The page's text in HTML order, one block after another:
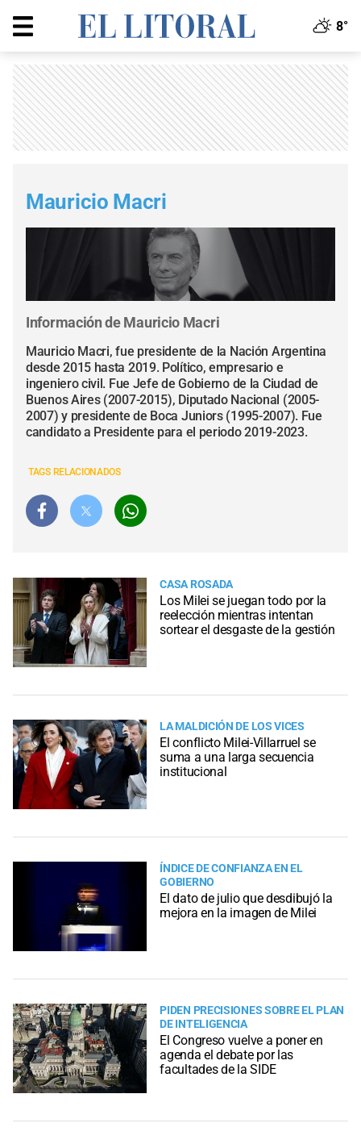
8°
Mauricio Macri
Información de Mauricio Macri
Mauricio Macri, fue presidente de la Nación Argentina
desde 2015 hasta 2019. Político, empresario e
ingeniero civil. Fue Jefe de Gobierno de la Ciudad de
Buenos Aires (2007-2015), Diputado Nacional (2005-
2007) y presidente de Boca Juniors (1995-2007). Fue
candidato a Presidente para el periodo 2019-2023.
TAGS RELACIONADOS
CASA ROSADA
Los Milei se juegan todo por la
reelección mientras intentan
sortear el desgaste de la gestión
LA MALDICIÓN DE LOS VICES
El conflicto Milei-Villarruel se
suma a una larga secuencia
institucional
ÍNDICE DE CONFIANZA EN EL
GOBIERNO
El dato de julio que desdibujó la
mejora en la imagen de Milei
PIDEN PRECISIONES SOBRE EL PLAN
DE INTELIGENCIA
El Congreso vuelve a poner en
agenda el debate por las
facultades de la SIDE